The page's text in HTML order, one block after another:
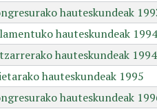
hauteskundeak
hauteskundeak 1994
hauteskundeak 1994
hauteskundeak 1995
hauteskundeak